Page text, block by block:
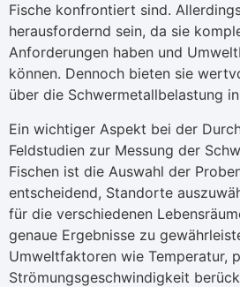
Fische konfrontiert sind.
herausfordernd sein, da sie
Anforderungen haben und
können. Dennoch bieten sie
über die Schwermetallbelastung
Ein wichtiger Aspekt bei der
Feldstudien zur Messung der
Fischen ist die Auswahl der
entscheidend, Standorte
für die verschiedenen
genaue Ergebnisse zu
Umweltfaktoren wie Temperatur,
Strömungsgeschwindigkeit